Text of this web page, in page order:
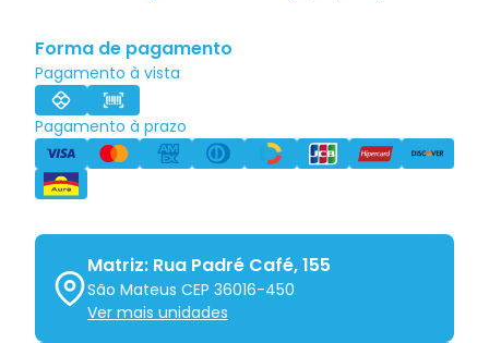
Forma de pagamento
Pagamento à vista
Pagamento à prazo
Matriz: Rua Padré Café, 155
São Mateus CEP 36016-450
Ver mais unidades